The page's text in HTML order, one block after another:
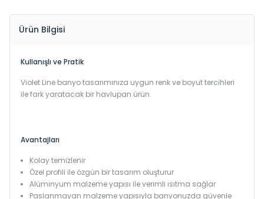
Ürün Bilgisi
Kullanışlı ve Pratik
Violet Line banyo tasarımınıza uygun renk ve boyut tercihleri
ile fark yaratacak bir havlupan ürün.
Avantajları
Kolay temizlenir
Özel profili ile özgün bir tasarım oluşturur
Alüminyum malzeme yapısı ile verimli ısıtma sağlar
Paslanmayan malzeme yapısıyla banyonuzda güvenle